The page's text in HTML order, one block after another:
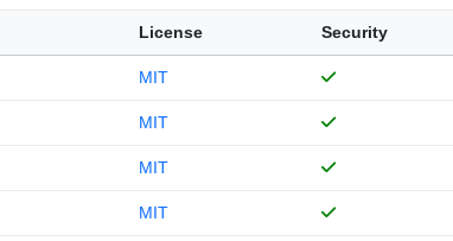
License Security
MIT
MIT
MIT
MIT